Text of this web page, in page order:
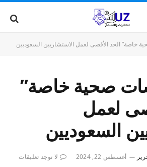
صحية خاصة”
لعمل
السعوديين
أغسطس 22, 2024
لا توجد تعليقات